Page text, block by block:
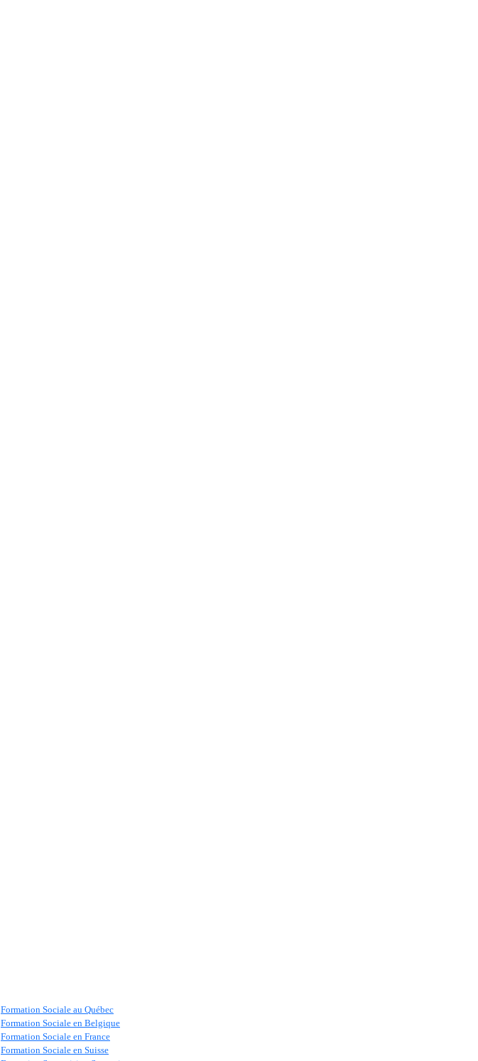
Formation Sociale au Québec
Formation Sociale en Belgique
Formation Sociale en France
Formation Sociale en Suisse